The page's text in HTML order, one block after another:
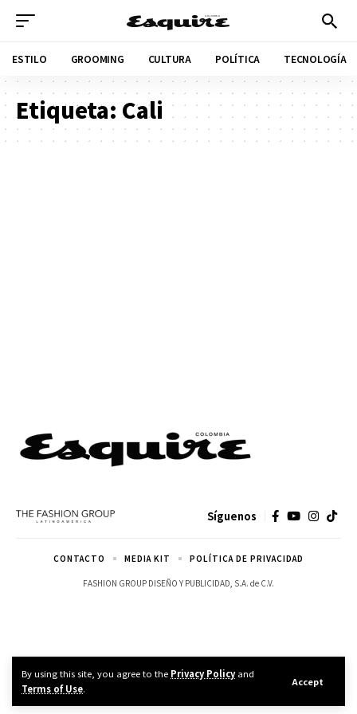
By using this site, you agree to the Privacy Policyand
Terms of Use.
Accept
ESTILO GROOMING CULTURA POLÍTICA TECNOLOGÍA
Etiqueta: Cali
Síguenos
FASHION GROUP DISEÑO Y PUBLICIDAD, S.A. de C.V.
CONTACTO MEDIA KIT POLÍTICA DE PRIVACIDAD